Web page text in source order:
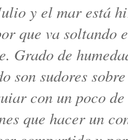
y el mar está
que va soltando
Grado de
son sudores
con un poco
que hacer un